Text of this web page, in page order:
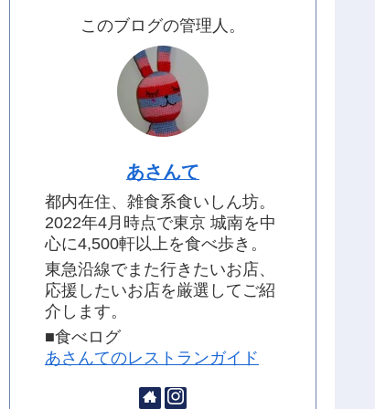
このブログの管理人。
あさんて
都内在住、雑食系食いしん坊。
2022年4月時点で東京 城南を中
心に4,500軒以上を食べ歩き。
東急沿線でまた行きたいお店、
応援したいお店を厳選してご紹
介します。
■食べログ
あさんてのレストランガイド